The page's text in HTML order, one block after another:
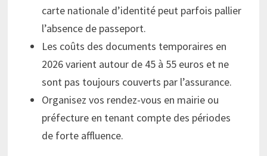
carte nationale d’identité peut parfois pallier
l’absence de passeport.
Les coûts des documents temporaires en
2026 varient autour de 45 à 55 euros et ne
sont pas toujours couverts par l’assurance.
Organisez vos rendez-vous en mairie ou
préfecture en tenant compte des périodes
de forte affluence.